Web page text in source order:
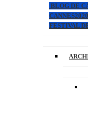
BLOG DE
FESTIVAL